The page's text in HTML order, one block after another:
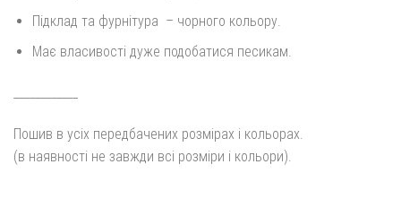
Підклад та фурнітура – чорного кольору.
Має власивості дуже подобатися песикам.
Пошив в усіх передбачених розмірах і кольорах.
(в наявності не завжди всі розміри і кольори).